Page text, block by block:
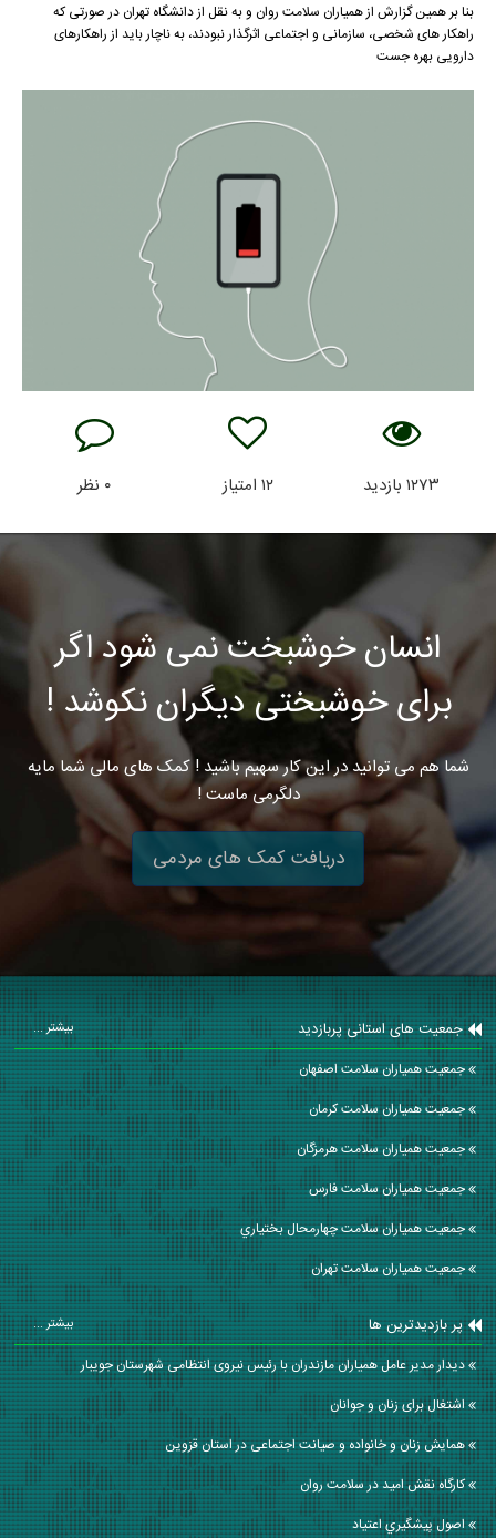
بنا بر همین گزارش از همیاران سلامت روان و به نقل از دانشگاه تهران در صورتی که
راهکار های شخصی، سازمانی و اجتماعی اثرگذار نبودند، به ناچار باید از راهکار‌های
دارویی بهره جست
۱۲۷۳بازدید ۱۲ امتیاز ۰ نظر
انسان خوشبخت نمی شود اگر
برای خوشبختی دیگران نکوشد !
شما هم می توانید در این کار سهیم باشید ! کمک های مالی شما مایه
دلگرمی ماست !
دریافت کمک های مردمی
جمعیت های استانی پربازدید بیشتر ...
جمعیت همیاران سلامت اصفهان
جمعیت همیاران سلامت كرمان
جمعیت همیاران سلامت هرمزگان
جمعیت همیاران سلامت فارس
جمعیت همیاران سلامت چهارمحال بختياري
جمعیت همیاران سلامت تهران
پر بازدیدترین ها بیشتر ...
دیدار مدیر عامل همیاران مازندران با رئیس نیروی انتظامی شهرستان جویبار
اشتغال برای زنان و جوانان
همایش زنان و خانواده و صیانت اجتماعی در استان قزوین
کارگاه نقش امید در سلامت روان
اصول پيشگيري اعتياد